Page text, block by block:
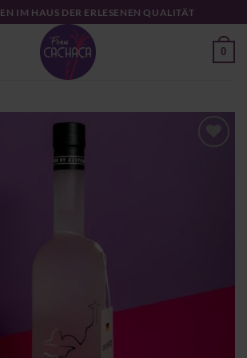
IM HAUS DER ERLESENEN QUALITÄT
0